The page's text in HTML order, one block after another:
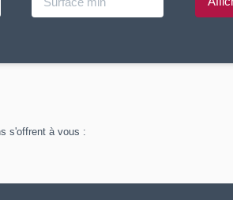
s'offrent à vous :